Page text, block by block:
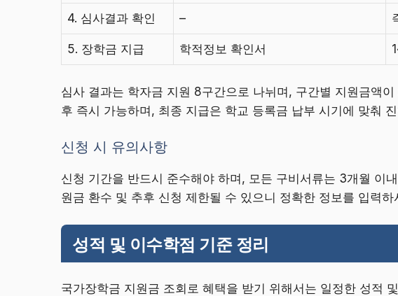
4. 심사결과 확인 –
5. 장학금 지급 학적정보 확인서
심사 결과는 학자금 지원 8구간으로 나뉘며, 구간별 지원금액
후 즉시 가능하며, 최종 지급은 학교 등록금 납부 시기에 맞춰
신청 시 유의사항
신청 기간을 반드시 준수해야 하며, 모든 구비서류는 3개월 이
원금 환수 및 추후 신청 제한될 수 있으니 정확한 정보를 입력하
성적 및 이수학점 기준 정리
국가장학금 지원금 조회로 혜택을 받기 위해서는 일정한 성적